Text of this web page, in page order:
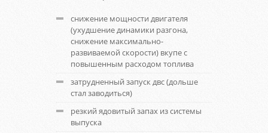
снижение мощности двигателя
(ухудшение динамики разгона,
снижение максимально-
развиваемой скорости) вкупе с
повышенным расходом топлива
затрудненный запуск двс (дольше
стал заводиться)
резкий ядовитый запах из системы
выпуска